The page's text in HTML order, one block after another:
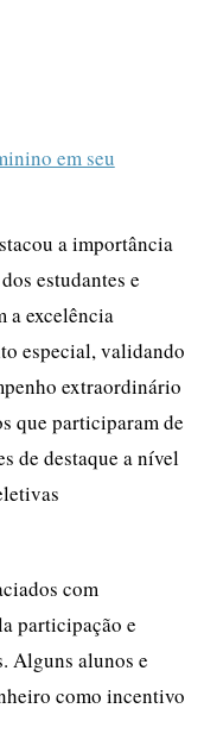
em seu
a importância
estudantes e
a excelência
especial, validando
extraordinário
que participaram de
de destaque a nível
com
participação e
Alguns alunos e
como incentivo